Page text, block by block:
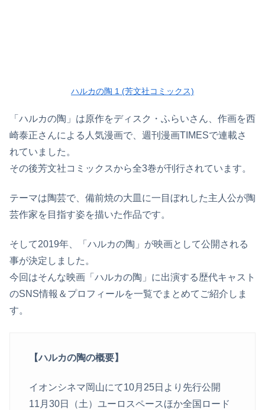
ハルカの陶 1 (芳文社コミックス)
「ハルカの陶」は原作をディスク・ふらいさん、作画を西
崎泰正さんによる人気漫画で、週刊漫画TIMESで連載さ
れていました。
その後芳文社コミックスから全3巻が刊行されています。
テーマは陶芸で、備前焼の大皿に一目ぼれした主人公が陶
芸作家を目指す姿を描いた作品です。
そして2019年、「ハルカの陶」が映画として公開される
事が決定しました。
今回はそんな映画「ハルカの陶」に出演する歴代キャスト
のSNS情報＆プロフィールを一覧でまとめてご紹介しま
す。
【ハルカの陶の概要】
イオンシネマ岡山にて10月25日より先行公開
11月30日（土）ユーロスペースほか全国ロード